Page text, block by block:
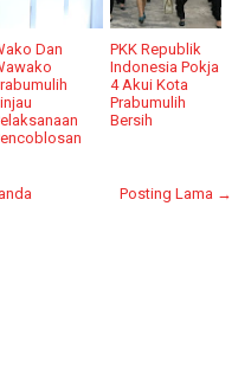
Dan
PKK Republik
Indonesia Pokja
4 Akui Kota
Prabumulih
Bersih
Posting Lama →